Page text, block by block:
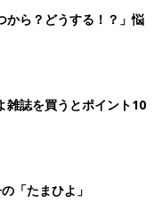
から？どうする！？」悩
雑誌を買うとポイント10
「たまひよ」